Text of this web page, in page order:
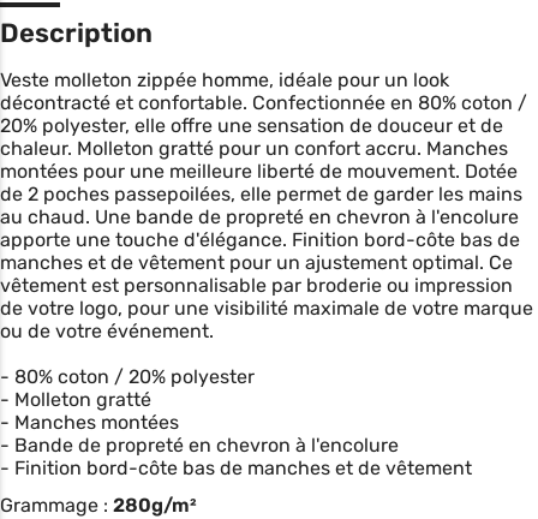
Description
Veste molleton zippée homme, idéale pour un look
décontracté et confortable. Confectionnée en 80% coton /
20% polyester, elle offre une sensation de douceur et de
chaleur. Molleton gratté pour un confort accru. Manches
montées pour une meilleure liberté de mouvement. Dotée
de 2 poches passepoilées, elle permet de garder les mains
au chaud. Une bande de propreté en chevron à l'encolure
apporte une touche d'élégance. Finition bord-côte bas de
manches et de vêtement pour un ajustement optimal. Ce
vêtement est personnalisable par broderie ou impression
de votre logo, pour une visibilité maximale de votre marque
ou de votre événement.
- 80% coton / 20% polyester
- Molleton gratté
- Manches montées
- Bande de propreté en chevron à l'encolure
- Finition bord-côte bas de manches et de vêtement
Grammage : 280g/m²